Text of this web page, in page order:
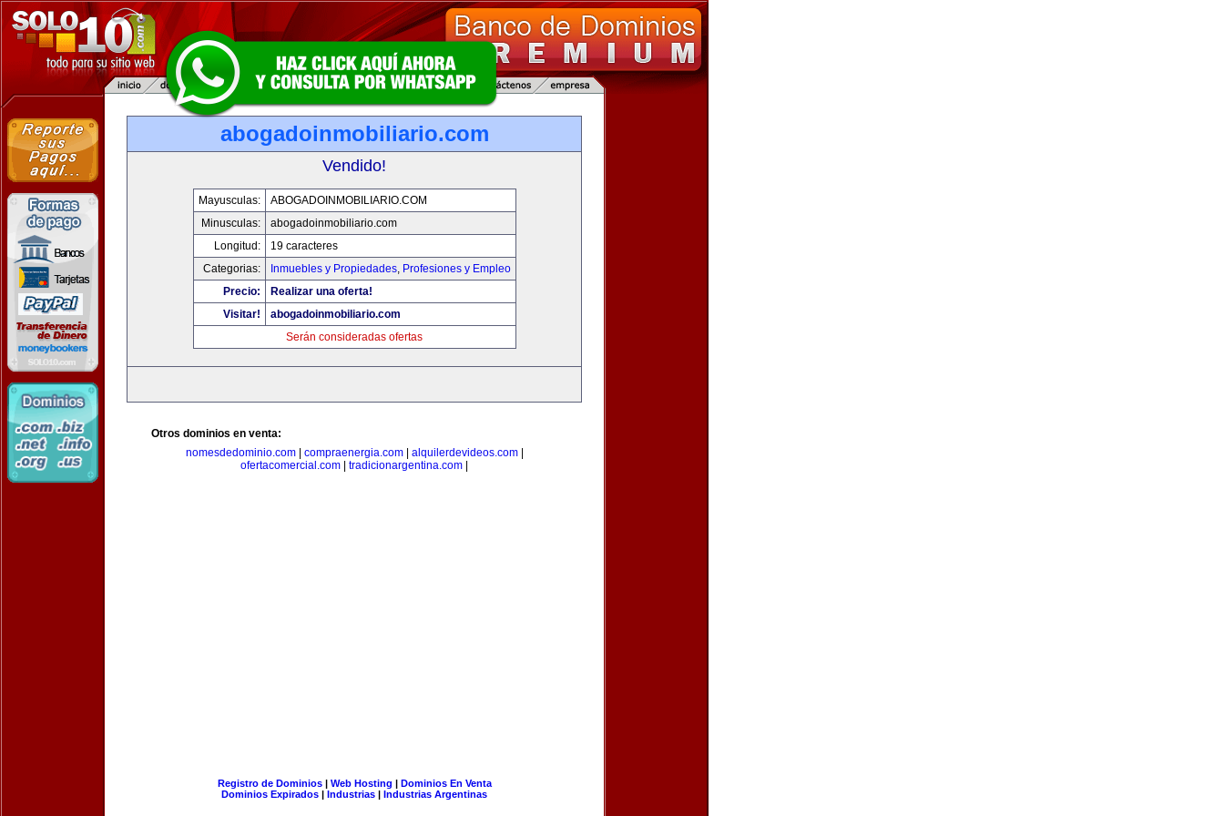
abogadoinmobiliario.com
Vendido!
Mayusculas:
ABOGADOINMOBILIARIO.COM
Minusculas:
abogadoinmobiliario.com
Longitud:
19 caracteres
Categorias:
Inmuebles y Propiedades, Profesiones y Empleo
Precio:
Realizar una oferta!
Visitar!
abogadoinmobiliario.com
Serán consideradas ofertas
Otros dominios en venta:
nomesdedominio.com| compraenergia.com| alquilerdevideos.com|
ofertacomercial.com
tradicionargentina.com
Registro de Dominios| Web Hosting | Dominios En Venta
Dominios Expirados | Industrias | Industrias Argentinas